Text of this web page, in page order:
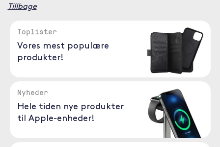
Tillbage
Toplister
Vores mest populære
produkter!
Nyheder
Hele tiden nye produkter
til Apple-enheder!